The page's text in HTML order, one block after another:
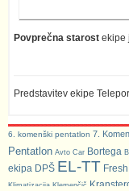
Povprečna starost ekipe
Predstavitev ekipe
6. komenški pentatlon 7.
Pentatlon Avto Car Bortega
ekipa DPŠ EL-TT Fresh
Klimatizacija Klemenčič